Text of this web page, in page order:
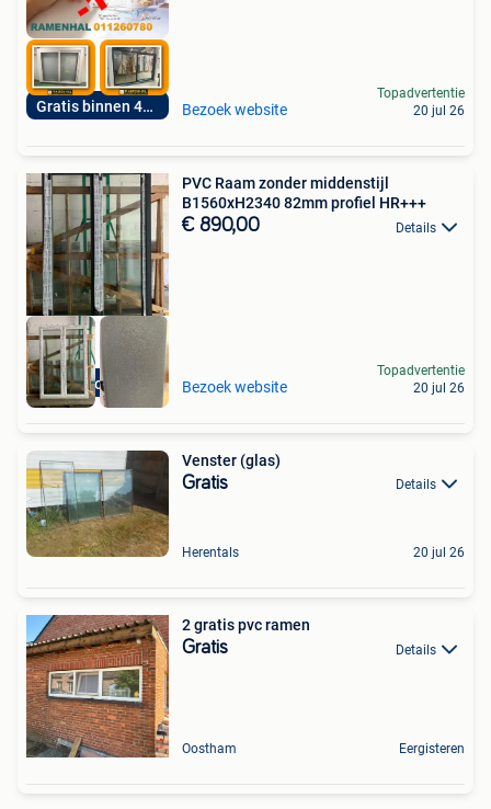
Gratis binnen 48u Bezoek website
Topadvertentie
20 jul 26
Schoten
PVC Raam zonder middenstijl
B1560xH2340 82mm profiel HR+++
€ 890,00 Details
Bezoek website
Topadvertentie
20 jul 26
Venster (glas)
Gratis Details
Herentals 20 jul 26
2 gratis pvc ramen
Gratis Details
Oostham Eergisteren